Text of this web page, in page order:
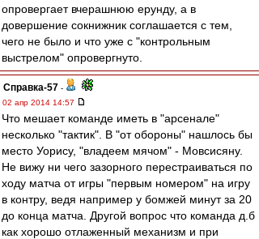
опровергает вчерашнюю ерунду, а в
довершение сокнижник соглашается с тем,
чего не было и что уже с "контрольным
выстрелом" опровергнуто.
Справка-57 -
02 апр 2014 14:57
Что мешает команде иметь в "арсенале"
несколько "тактик". В "от обороны" нашлось бы
место Уорису, "владеем мячом" - Мовсисяну.
Не вижу ни чего зазорного перестраиваться по
ходу матча от игры "первым номером" на игру
в контру, ведя например у бомжей минут за 20
до конца матча. Другой вопрос что команда д.б
как хорошо отлаженный механизм и при